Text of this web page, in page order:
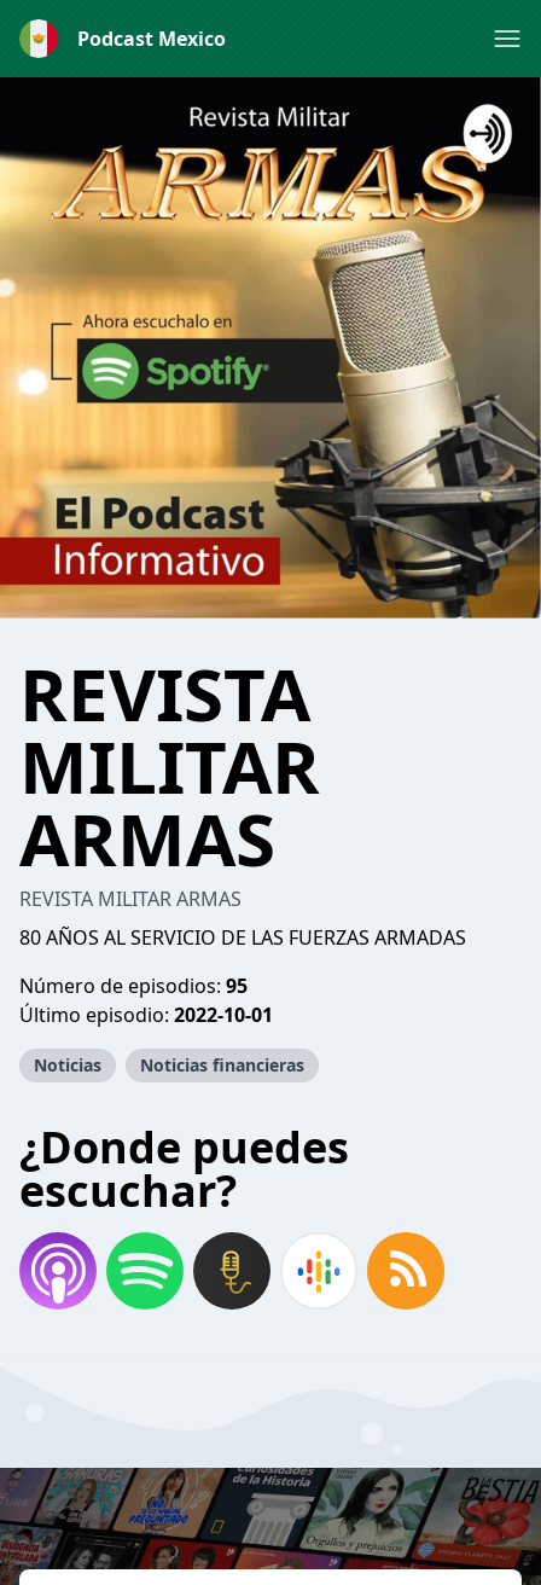
Podcast Mexico
REVISTA
MILITAR
ARMAS
REVISTA MILITAR ARMAS
80 AÑOS AL SERVICIO DE LAS FUERZAS ARMADAS
Número de episodios: 95
Último episodio: 2022-10-01
Noticias Noticias financieras
¿Donde puedes
escuchar?